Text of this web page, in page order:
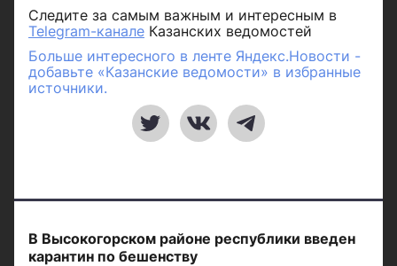
Следите за самым важным и интересным в
Telegram-канале Казанских ведомостей
Больше интересного в ленте Яндекс.Новости -
добавьте «Казанские ведомости» в избранные
источники.
В Высокогорском районе республики введен
карантин по бешенству